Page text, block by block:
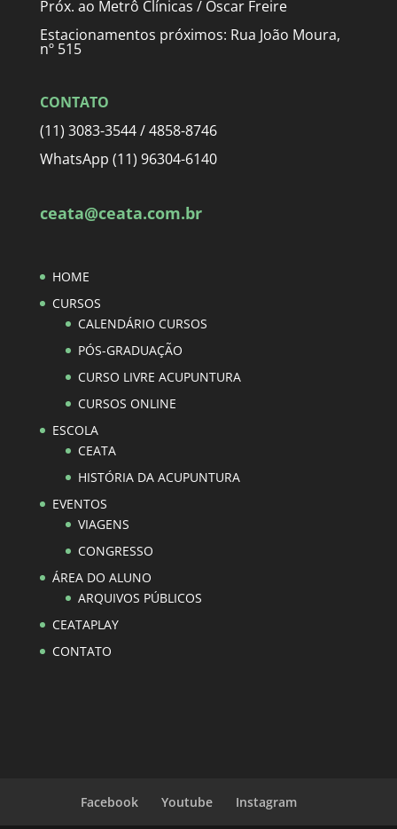
Próx. ao Metrô Clínicas / Oscar Freire
Estacionamentos próximos: Rua João Moura,
nº 515
CONTATO
(11) 3083-3544 / 4858-8746
WhatsApp (11) 96304-6140
ceata@ceata.com.br
HOME
CURSOS
CALENDÁRIO CURSOS
PÓS-GRADUAÇÃO
CURSO LIVRE ACUPUNTURA
CURSOS ONLINE
ESCOLA
CEATA
HISTÓRIA DA ACUPUNTURA
EVENTOS
VIAGENS
CONGRESSO
ÁREA DO ALUNO
ARQUIVOS PÚBLICOS
CEATAPLAY
CONTATO
Facebook Youtube Instagram